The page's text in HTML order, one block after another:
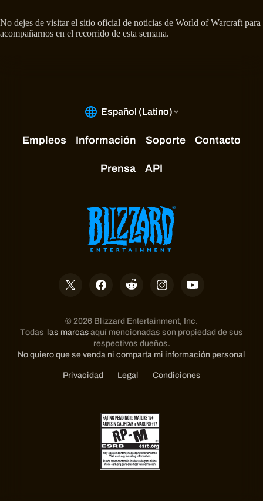
No dejes de visitar el sitio oficial de noticias de World of Warcraft para
acompañarnos en el recorrido de esta semana.